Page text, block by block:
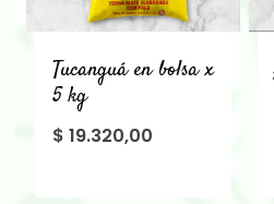
Tucanguá en bolsa x
5 kg
$ 19.320,00